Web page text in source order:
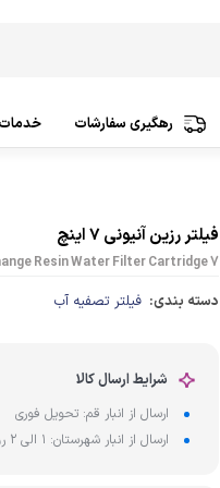
دستگاه‌ تصفیه آب 5 مرحله
دستگاه‌ تصفیه آب 6 مرحله
دستگاه‌ تصفیه آب 7 مرحله
دستگاه‌ تصفیه آب 9 مرحله
دستگاه‌ تصفیه آب 10 مرحله
رهگیری سفارشات
فیلتر رزین آنیونی 7 اینچ
7 Inch Anion Exchange Resin Water Filter Cartridge
دسته بندی: فیلتر تصفیه آب
شرایط ارسال کالا
ارسال از انبار قم: تحویل فوری
ارسال از انبار شهرستان: 1 الی 2 روز کاری